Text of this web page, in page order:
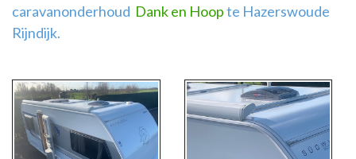
caravanonderhoud Dank en Hoopte Hazerswoude
Rijndijk.